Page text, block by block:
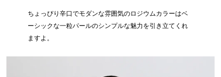
ちょっぴり辛口でモダンな雰囲気のロジウムカラーはベ
ーシックな一粒パールのシンプルな魅力を引き立てくれ
ますよ。